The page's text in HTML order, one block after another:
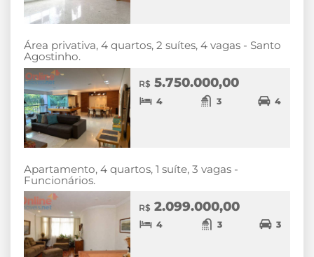
Área privativa, 4 quartos, 2 suítes, 4 vagas - Santo
Agostinho.
R$ 5.750.000,00
4 3 4
Apartamento, 4 quartos, 1 suíte, 3 vagas -
Funcionários.
R$ 2.099.000,00
4 3 3